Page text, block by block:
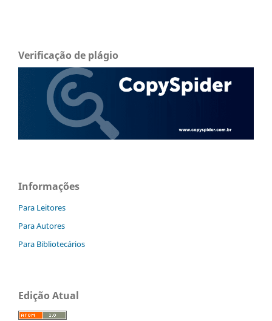
Verificação de plágio
Informações
Para Leitores
Para Autores
Para Bibliotecários
Edição Atual